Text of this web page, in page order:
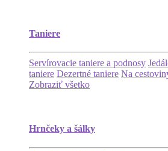
Taniere
Servírovacie taniere a podnosy
taniere Dezertné taniere Na
Zobraziť všetko
Hrnčeky a šálky